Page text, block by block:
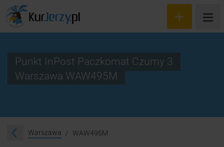
Śledzenie przesyłki
Punkt InPost Paczkomat Czumy 3
Warszawa WAW495M
Warszawa WAW495M